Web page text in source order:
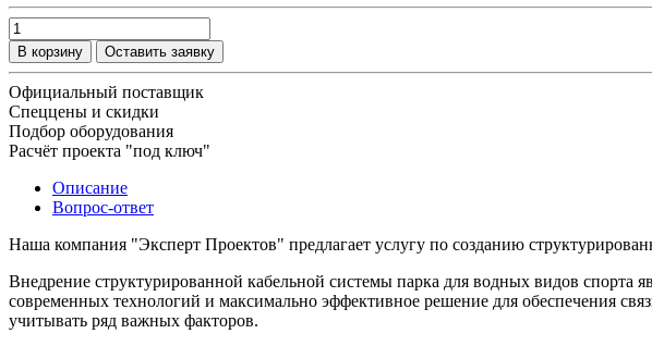
В корзину Оставить заявку
Официальный поставщик
Спеццены и скидки
Подбор оборудования
Расчёт проекта "под ключ"
Описание
Вопрос-ответ
Наша компания "Эксперт Проектов" предлагает услугу по созданию
Внедрение структурированной кабельной системы парка для водных видов спорта
современных технологий и максимально эффективное решение для обеспечения
учитывать ряд важных факторов.